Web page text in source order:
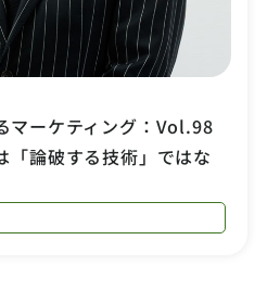
マーケティング：Vol.98
「論破する技術」ではな